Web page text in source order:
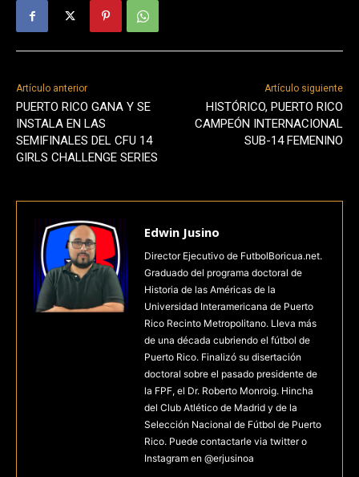
Artículo anterior
PUERTO RICO GANA Y SE
INSTALA EN LAS
SEMIFINALES DEL CFU 14
GIRLS CHALLENGE SERIES
Artículo siguiente
HISTÓRICO, PUERTO RICO
CAMPEÓN INTERNACIONAL
SUB-14 FEMENINO
Edwin Jusino
Director Ejecutivo de FutbolBoricua.net.
Graduado del programa doctoral de
Historia de las Américas de la
Universidad Interamericana de Puerto
Rico Recinto Metropolitano. Lleva más
de una década cubriendo el fútbol de
Puerto Rico. Finalizó su disertación
doctoral sobre el pasado presidente de
la FPF, el Dr. Roberto Monroig. Hincha
del Club Atlético de Madrid y de la
Selección Nacional de Fútbol de Puerto
Rico. Puede contactarle via twitter o
Instagram en @erjusinoa